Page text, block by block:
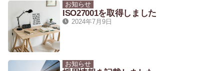
お知らせ
ISO27001を取得しました
2024年7月9日
お知らせ